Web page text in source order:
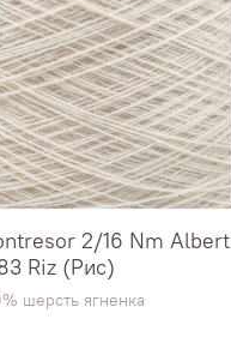
2/16 Nm Albert
Riz (Рис)
шерсть ягненка